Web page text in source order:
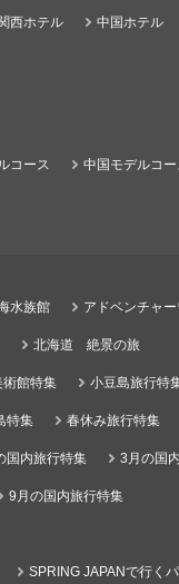
西ホテル 中国ホテル
コース 中国モデルコー
水族館 アドベンチャ
北海道 絶景の旅
術館特集 小豆島旅行特
特集 春休み旅行特集
国内旅行特集 3月の国
9月の国内旅行特集
SPRING JAPANで行く